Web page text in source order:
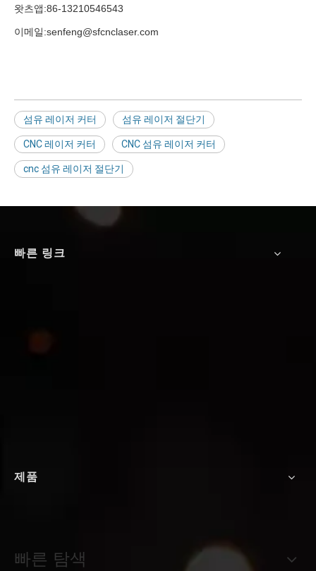
왓츠앱:86-13210546543
이메일:senfeng@sfcnclaser.com
섬유 레이저 커터 섬유 레이저 절단기
CNC 레이저 커터 CNC 섬유 레이저 커터
cnc 섬유 레이저 절단기
빠른 링크
제품
빠른 탐색